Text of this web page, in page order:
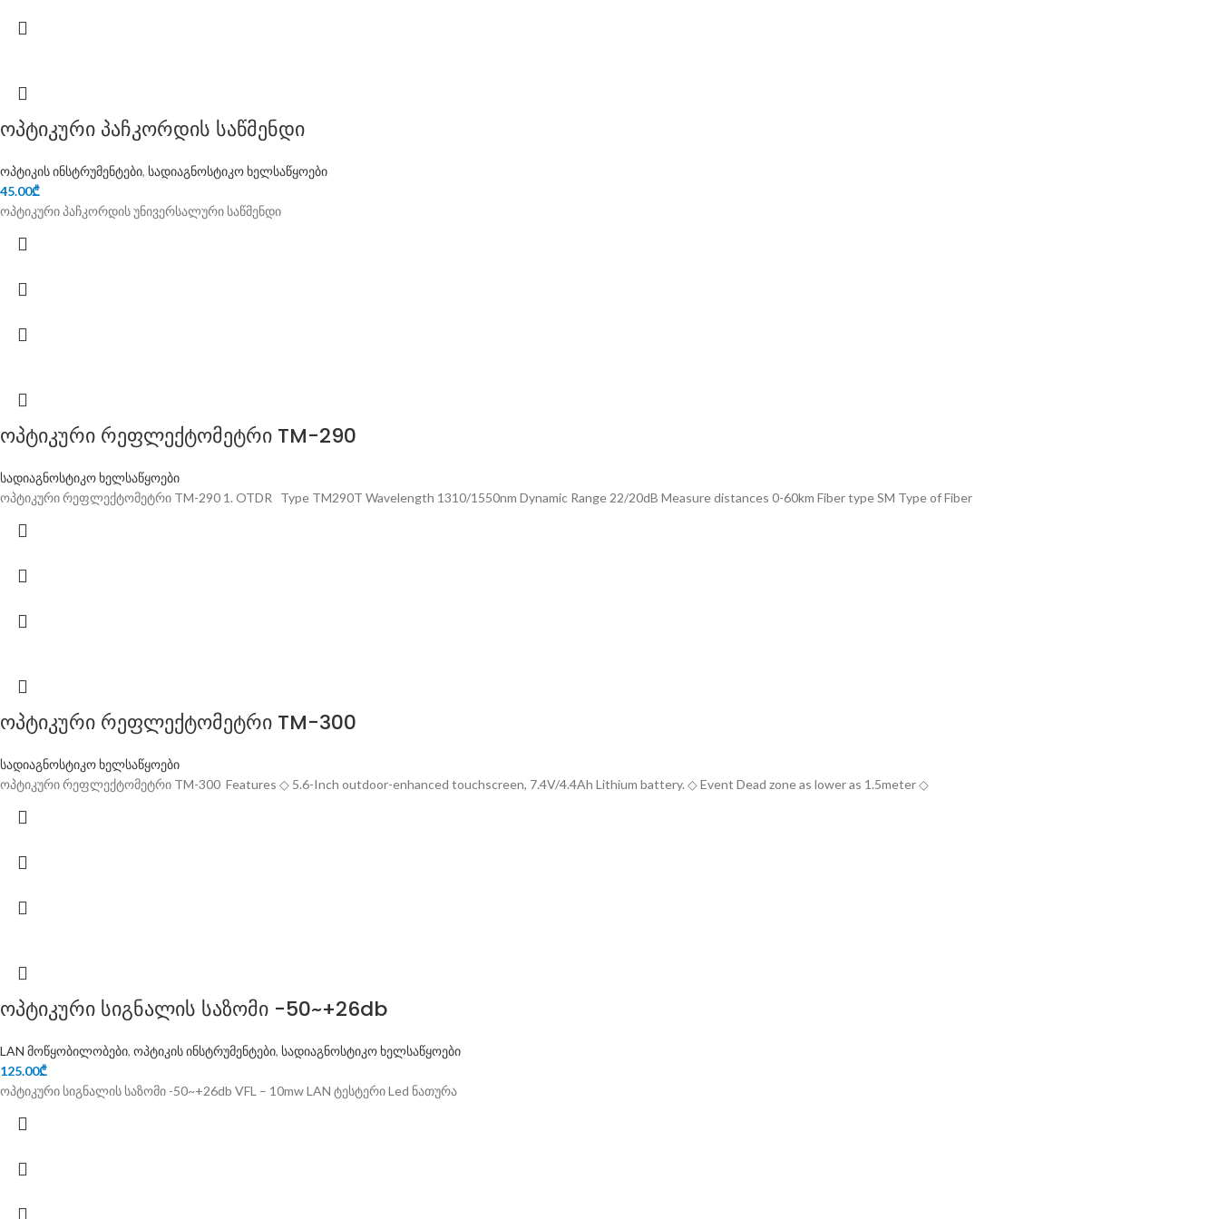
ოპტიკური პაჩკორდის საწმენდი
ოპტიკის ინსტრუმენტები, სადიაგნოსტიკო ხელსაწყოები
45.00₾
ოპტიკური პაჩკორდის უნივერსალური საწმენდი
ოპტიკური რეფლექტომეტრი TM-290
სადიაგნოსტიკო ხელსაწყოები
ოპტიკური რეფლექტომეტრი TM-290 1. OTDR Type TM290T Wavelength 1310/1550nm Dynamic Range 22/20dB Measure distances 0-60km Fiber type SM Type of Fiber
ოპტიკური რეფლექტომეტრი TM-300
სადიაგნოსტიკო ხელსაწყოები
ოპტიკური რეფლექტომეტრი TM-300 Features ◇ 5.6-Inch outdoor-enhanced touchscreen, 7.4V/4.4Ah Lithium battery. ◇ Event Dead zone as lower as 1.5meter ◇
ოპტიკური სიგნალის საზომი -50~+26db
LAN მოწყობილობები, ოპტიკის ინსტრუმენტები, სადიაგნოსტიკო ხელსაწყოები
125.00₾
ოპტიკური სიგნალის საზომი -50~+26db VFL – 10mw LAN ტესტერი Led ნათურა